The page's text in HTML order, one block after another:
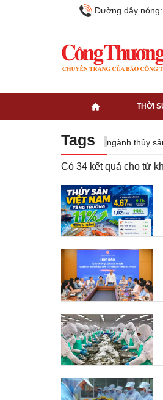
Đường dây nóng:
THỜI
Tags ngành thủy
Có 34 kết quả cho từ